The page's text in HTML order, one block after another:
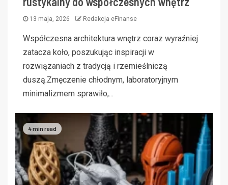
13 maja, 2026 Redakcja eFinanse
Współczesna architektura wnętrz coraz wyraźniej
zatacza koło, poszukując inspiracji w
rozwiązaniach z tradycją i rzemieślniczą
duszą.Zmęczenie chłodnym, laboratoryjnym
minimalizmem sprawiło,...
4 min read